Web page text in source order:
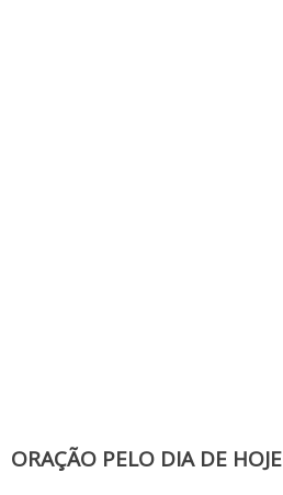
ORAÇÃO PELO DIA DE HOJE